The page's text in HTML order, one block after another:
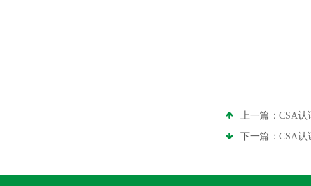
上一篇： CSA认
下一篇： CSA认